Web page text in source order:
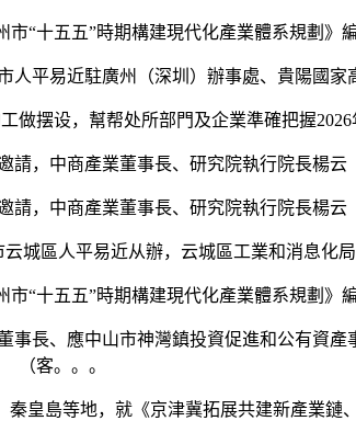
十五五”時期構建現代化產業體系規劃》編
平易近駐廣州（深圳）辦事處、貴陽國家
摆设，幫帮处所部門及企業準確把握2026
，中商產業董事長、研究院執行院長楊云
，中商產業董事長、研究院執行院長楊云
區人平易近从辦，云城區工業和消息化局
十五五”時期構建現代化產業體系規劃》編
長、應中山市神灣鎮投資促進和公有資產
（客。。。
島等地，就《京津冀拓展共建新產業鏈、